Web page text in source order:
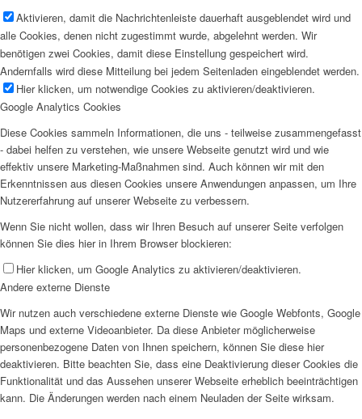
Aktivieren, damit die Nachrichtenleiste dauerhaft ausgeblendet wird und
alle Cookies, denen nicht zugestimmt wurde, abgelehnt werden. Wir
benötigen zwei Cookies, damit diese Einstellung gespeichert wird.
Andernfalls wird diese Mitteilung bei jedem Seitenladen eingeblendet werden.
Hier klicken, um notwendige Cookies zu aktivieren/deaktivieren.
Google Analytics Cookies
Diese Cookies sammeln Informationen, die uns - teilweise zusammengefasst
- dabei helfen zu verstehen, wie unsere Webseite genutzt wird und wie
effektiv unsere Marketing-Maßnahmen sind. Auch können wir mit den
Erkenntnissen aus diesen Cookies unsere Anwendungen anpassen, um Ihre
Nutzererfahrung auf unserer Webseite zu verbessern.
Wenn Sie nicht wollen, dass wir Ihren Besuch auf unserer Seite verfolgen
können Sie dies hier in Ihrem Browser blockieren:
Hier klicken, um Google Analytics zu aktivieren/deaktivieren.
Andere externe Dienste
Wir nutzen auch verschiedene externe Dienste wie Google Webfonts, Google
Maps und externe Videoanbieter. Da diese Anbieter möglicherweise
personenbezogene Daten von Ihnen speichern, können Sie diese hier
deaktivieren. Bitte beachten Sie, dass eine Deaktivierung dieser Cookies die
Funktionalität und das Aussehen unserer Webseite erheblich beeinträchtigen
kann. Die Änderungen werden nach einem Neuladen der Seite wirksam.